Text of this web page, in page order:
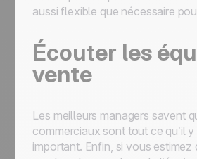
aussi flexible que nécessaire
Écouter les
vente
Les meilleurs managers savent
commerciaux sont tout ce qu’il y
important. Enfin, si vous estimez